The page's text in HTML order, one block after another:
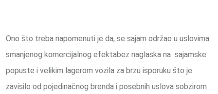
Ono što treba napomenuti je da, se sajam održao u uslovima
smanjenog komercijalnog efektabez naglaska na sajamske
popuste i velikim lagerom vozila za brzu isporuku što je
zavisilo od pojedinačnog brenda i posebnih uslova sobzirom